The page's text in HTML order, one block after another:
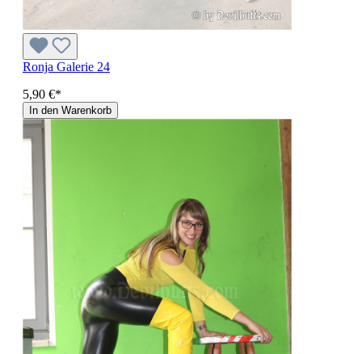
Ronja Galerie 24
5,90 €*
In den Warenkorb